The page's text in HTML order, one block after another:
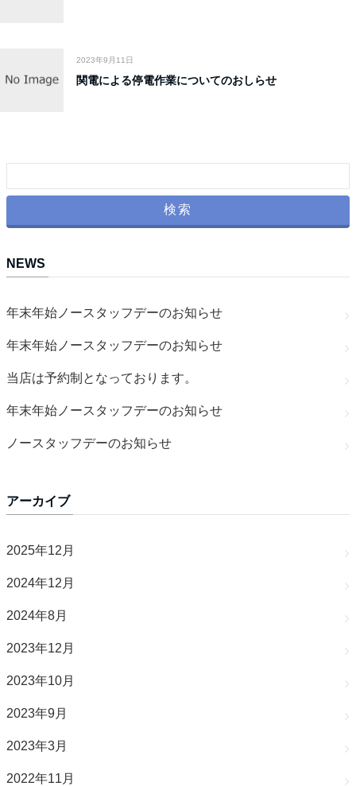
2023年9月11日
関電による停電作業についてのおしらせ
NEWS
年末年始ノースタッフデーのお知らせ
年末年始ノースタッフデーのお知らせ
当店は予約制となっております。
年末年始ノースタッフデーのお知らせ
ノースタッフデーのお知らせ
アーカイブ
2025年12月
2024年12月
2024年8月
2023年12月
2023年10月
2023年9月
2023年3月
2022年11月